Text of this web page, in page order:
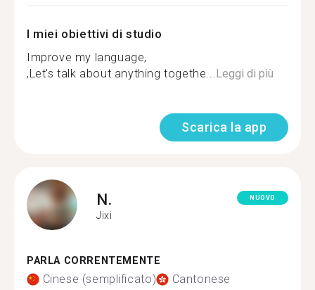
I miei obiettivi di studio
Improve my language,
,Let's talk about anything togethe... Leggi di più
Scarica la app
N.
Jixi
NUOVO
PARLA CORRENTEMENTE
Cinese (semplificato) Cantonese